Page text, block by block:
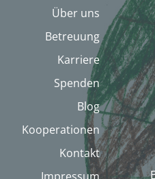
Über uns
Betreuung
Karriere
Spenden
Blog
Kooperationen
Kontakt